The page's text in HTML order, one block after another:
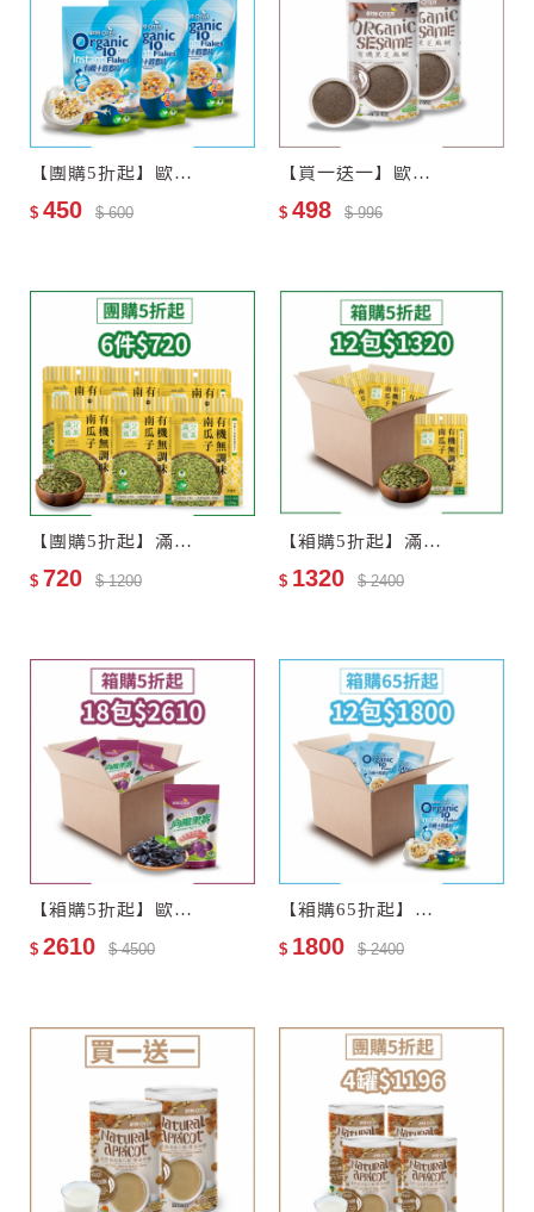
【團購5折起】歐特有機十穀麥片3包
$ 450 $ 600
【買一送一】歐特有機黑芝麻糊
$ 498 $ 996
【團購5折起】滿分優果–有機無調味南瓜子6包
$ 720 $ 1200
【箱購5折起】滿分優果–有機無調味南瓜子12包–效期2027-06-25
$ 1320 $ 2400
【箱購5折起】歐特有機黑棗乾18包–效期至2027-11-13
$ 2610 $ 4500
【箱購65折起】歐特有機十穀麥片12包–效期至2028-01-05
$ 1800 $ 2400